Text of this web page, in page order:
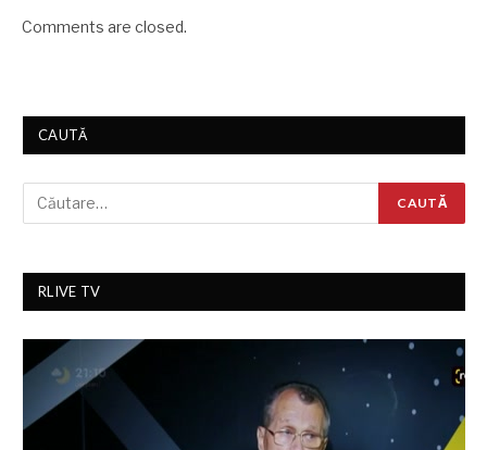
Comments are closed.
CAUTĂ
RLIVE TV